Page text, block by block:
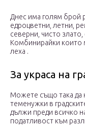
Днес има голям брой
едроцветни, летни,
северни, чисто
Комбинирайки които
леха .
За украса на
Можете също така да
теменужки в
дължи преди всичко
податливост към